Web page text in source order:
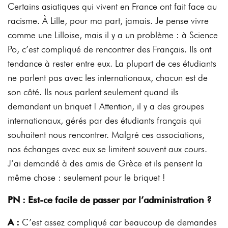
Certains asiatiques qui vivent en France ont fait face au
racisme. À Lille, pour ma part, jamais. Je pense vivre
comme une Lilloise, mais il y a un problème : à Science
Po, c’est compliqué de rencontrer des Français. Ils ont
tendance à rester entre eux. La plupart de ces étudiants
ne parlent pas avec les internationaux, chacun est de
son côté. Ils nous parlent seulement quand ils
demandent un briquet ! Attention, il y a des groupes
internationaux, gérés par des étudiants français qui
souhaitent nous rencontrer. Malgré ces associations,
nos échanges avec eux se limitent souvent aux cours.
J’ai demandé à des amis de Grèce et ils pensent la
même chose : seulement pour le briquet !
PN : Est-ce facile de passer par l’administration ?
A : C’est assez compliqué car beaucoup de demandes